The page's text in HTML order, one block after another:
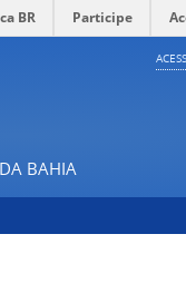
BR Participe
BAHIA